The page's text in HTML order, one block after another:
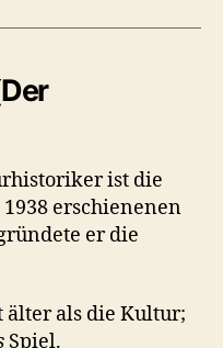
ist die
erschienenen
er die
älter als die Kultur;
Spiel.